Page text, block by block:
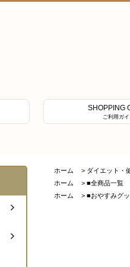
SHOPPING
ご利用ガイ
ホーム > ダイエット・
ホーム
> ■全商品一覧
ホーム
> ■おやすみグ